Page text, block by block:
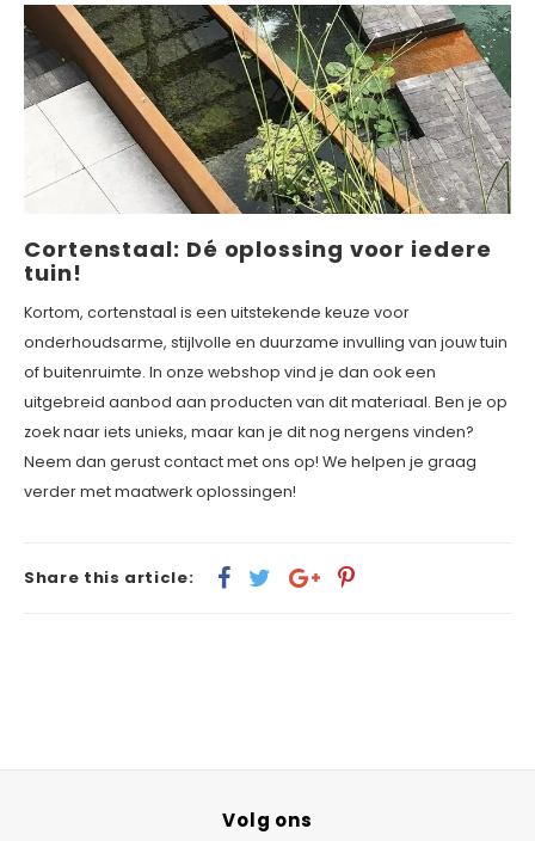
Cortenstaal: Dé oplossing voor iedere
tuin!
Kortom, cortenstaal is een uitstekende keuze voor
onderhoudsarme, stijlvolle en duurzame invulling van jouw tuin
of buitenruimte. In onze webshop vind je dan ook een
uitgebreid aanbod aan producten van dit materiaal. Ben je op
zoek naar iets unieks, maar kan je dit nog nergens vinden?
Neem dan gerust contact met ons op! We helpen je graag
verder met maatwerk oplossingen!
Share this article:
Volg ons